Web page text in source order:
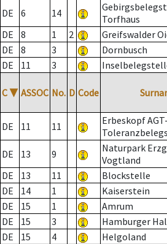
DE
6 14
Torfhaus
DE
8 1 2 Greifswalder
DE
8 3 Dornbusch
DE
11 3
C ▼ ASSOC No. D Code
DE 11 11
Erbeskopf AGT-
DE 13 9
Naturpark
Vogtland
DE
13 11 Blockstelle
DE
14 1 Kaiserstein
DE
15 1 Amrum
DE
15 3 Hamburger
DE
15 4 Helgoland